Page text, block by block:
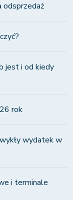
odsprzedaż
jest i od kiedy
rok
wydatek w
i terminale